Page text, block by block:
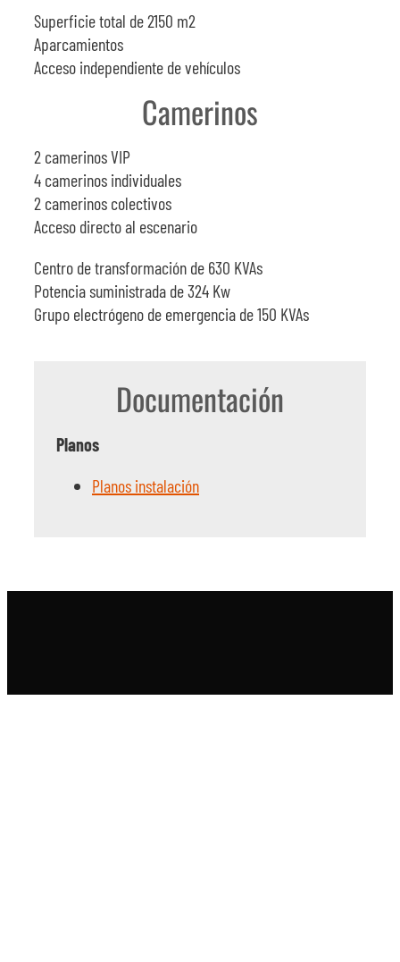
Superficie total de 2150 m2
Aparcamientos
Acceso independiente de vehículos
Camerinos
2 camerinos VIP
4 camerinos individuales
2 camerinos colectivos
Acceso directo al escenario
Centro de transformación de 630 KVAs
Potencia suministrada de 324 Kw
Grupo electrógeno de emergencia de 150 KVAs
Documentación
Planos
Planos instalación